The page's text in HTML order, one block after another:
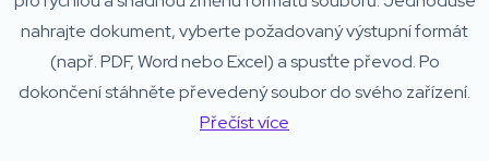
nahrajte dokument, vyberte požadovaný výstupní formát
(např. PDF, Word nebo Excel) a spusťte převod. Po
dokončení stáhněte převedený soubor do svého zařízení.
Přečíst více